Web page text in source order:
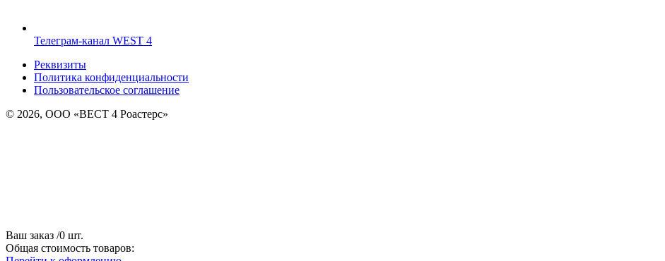
Телеграм-канал WEST 4
Реквизиты
Политика конфиденциальности
Пользовательское соглашение
© 2026, ООО «ВЕСТ 4 Роастерс»
Ваш заказ /0 шт.
Общая стоимость товаров: